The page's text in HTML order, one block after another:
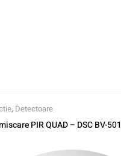
, Detectoare
PIR QUAD – DSC BV-501